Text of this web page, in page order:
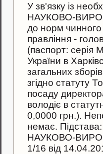
У зв'язку iз
НАУКОВО-
до норм
правління -
(паспорт:
України в
загальних
згiдно статуту
посаду
володіє в
0,0000 грн.).
немає.
НАУКОВО-
1/16 вiд